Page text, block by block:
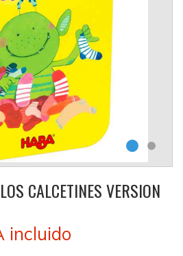
CALCETINES VERSION
incluido